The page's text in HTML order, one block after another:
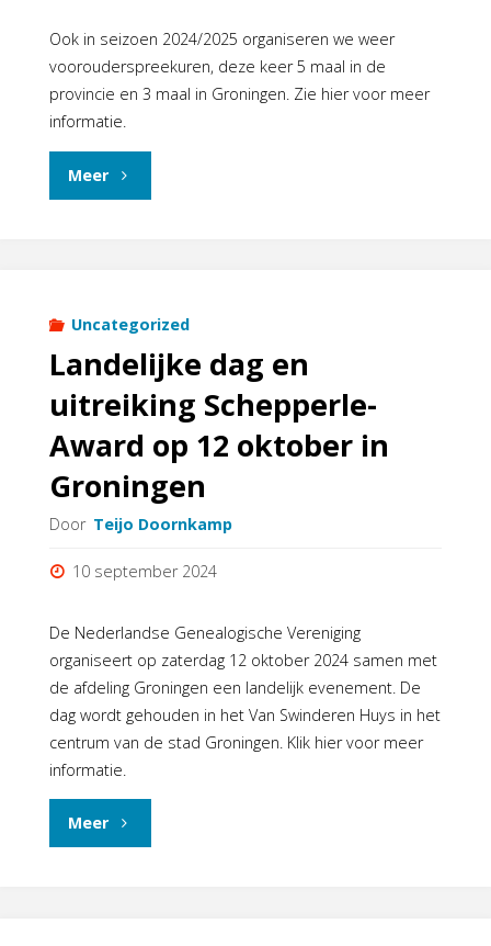
Ook in seizoen 2024/2025 organiseren we weer
voorouderspreekuren, deze keer 5 maal in de
provincie en 3 maal in Groningen. Zie hier voor meer
informatie.
Meer"Voorouderspreekuren
Uncategorized
Landelijke dag en
uitreiking Schepperle-
Award op 12 oktober in
Groningen
Door Teijo Doornkamp
10 september 2024
De Nederlandse Genealogische Vereniging
organiseert op zaterdag 12 oktober 2024 samen met
de afdeling Groningen een landelijk evenement. De
dag wordt gehouden in het Van Swinderen Huys in het
centrum van de stad Groningen. Klik hier voor meer
informatie.
Meer"Landelijke